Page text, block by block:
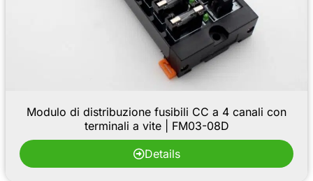
Modulo di distribuzione fusibili CC a 4 canali con
terminali a vite | FM03-08D
Details